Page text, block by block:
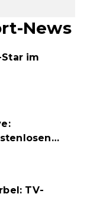
News
im
TV-